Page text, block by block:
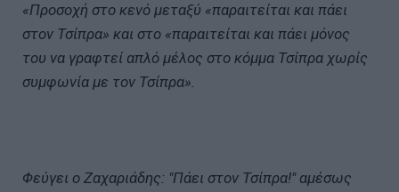
«Προσοχή στο κενό μεταξύ «παραιτείται και πάει
στον Τσίπρα» και στο «παραιτείται και πάει μόνος
του να γραφτεί απλό μέλος στο κόμμα Τσίπρα χωρίς
συμφωνία με τον Τσίπρα».
Φεύγει ο Ζαχαριάδης: "Πάει στον Τσίπρα!" αμέσως